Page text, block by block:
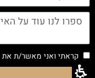
קראתי ואני מאשר/ת את